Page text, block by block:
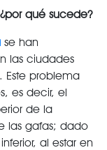
qué sucede?
se han
las ciudades
Este problema
es decir, el
de la
las gafas; dado
al estar en